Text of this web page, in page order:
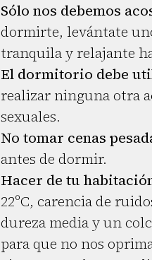
Sólo nos debemos
dormirte, levántate
tranquila y relajante
El dormitorio debe
realizar ninguna otra
sexuales.
No tomar cenas
antes de dormir.
Hacer de tu
22ºC, carencia de
dureza media y un
para que no nos